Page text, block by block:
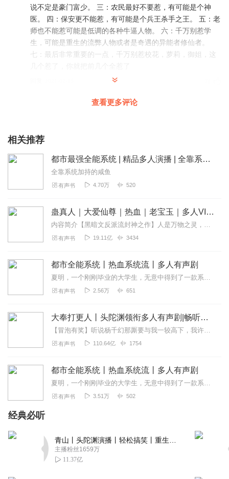
说不定是豪门富少。 三：农民最好不要惹，有可能是个神
医。 四：保安更不能惹，有可能是个兵王杀手之王。 五：老
师也不能惹可能是低调的各种牛逼人物。 六：千万别惹学
生，可能是重生的流弊人物或者是奇遇的异能者修仙者。
七：最后非常重要的一点，千万别惹校花，萝莉，御姐，这
回复
听不懂吗啉
有谁一边看一边听的
孤狼tfhhjgbvbbhc
。。。。。。。。。。
神魔少爷
主播大大你讲得很好哟！主播，你加油，你加油你最棒！主
友肯定都是要你多更新几集的？大家说是不是？是的话点个
新声世界
赶快更新，快更新，快更新
2020-04-26
查看更多评论
相关推荐
都市最强全能系统 | 精品多人演播 | 全靠系统加持的咸鱼
全靠系统加持的咸鱼
有声书 4.70万 520
蛊真人｜大爱仙尊｜热血｜老宝玉｜多人VIP免费有声剧
内容简介【黑暗文反派流封神之作】人是万物之灵，蛊是天地真精。一个穿越者不断重生的故事。一个养蛊、炼蛊、用蛊的奇特世界。配音组（男角色）老宝玉旁白...
有声书 19.11亿 3434
都市全能系统丨热血系统流丨多人有声剧
夏明，一个刚刚毕业的大学生，无意中得到了一款系统。夏明牛逼了！比医术？行，我不会，但是到了第二天，神医也干不过他。比武力？行，今天我还不是你的对手，到了第二天，...
有声书 2.56万 651
大奉打更人丨头陀渊领衔多人有声剧|畅听全集|王鹤棣、田曦薇主演影视剧原著|卖报小郎君
【冒泡有奖】听说杨千幻那厮要与我一较高下，我许七安要开始装叉了！快进入声音播放页戳下方输入框，冒个泡偷偷告诉我，我要用哪些诗词才能胜过他？说得好的，有赏！202...
有声书 110.64亿 1754
都市全能系统丨热血系统流丨多人有声剧
夏明，一个刚刚毕业的大学生，无意中得到了一款系统。夏明牛逼了！比医术？行，我不会，但是到了第二天，神医也干不过他。比武力？行，今天我还不是你的对手，到了第二天，...
有声书 3.51万 502
经典必听
主播粉丝1659万
11.37亿